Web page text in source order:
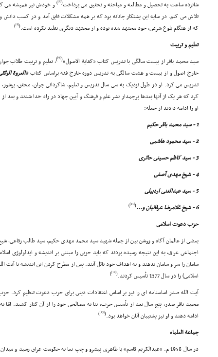
شانزده ساعت به تحصیل و مطالعه و مباحثه و تحقیق مى پرداخت(
)و خودش نیر همیشه مى
تلاش مى کنم. در سایه این پشتکار جانانه بود که بر همه مشکلات فایق آمد و در کسب
که از هنگام بلوغ شرعى، خود مجتهد شده بوده و از مجتهد دیگرى تقلید نکرده است.(
[8]
)
تعلیم و تربیت
سید محمد باقر از بیست سالگى با تدریس کتاب «کفایة الاصول»(
[9]
)، تعلیم و تربیت طلاب
خارج اصول و از بیست و هشت سالگى به تدریس دوره خارج فقه براساس کتاب«العروة
تدریس مى کرد. او در طول نزدیک به سى سال تدریس و تعلیم، شاگردانى جوان، محقق، پرشور،
کرد که هر یک از آنها بعدها پرچمدار نشر علم و فرهنگ و آیین جهاد در راه خدا شدند و بعد
او را ادامه دادند از جمله:
1 - سید محمد باقر حکیم
2 - سید محمود هاشمى
3 - سید کاظم حسینى حائرى
4 - شیخ مهدى آصفى
5 - سید عبدالغنى اردبیلى
6 - شیخ غلامرضا عرفانیان و...
(
[11]
)
حزب دعوت اسلامى
بعضى از عالمان آگاه و روشن بین از جمله شهید سید محمد مهدى حکیم، سید طالب رفاعى،
اجتماعى عراق، به این نتیجه رسیده بودند که باید حزبى را مبتنى بر اندیشه و ایدئولوژى
سامان را سر و سامان بدهند و به اهداف خود نائل آیند. پس از مطرح کردن این اندیشه با آیت
اسلامى) را در سال 1377 تأسیس کردند.
(
[12]
)
آیت الله صدر اساسنامه اى را نیز بر اساس اعتقادات دینى براى حزب دعوت تنظیم کرد.
محمد باقر صدر، پنج سال بعد از تأسیس حزب، بنا به مصالحى خود را از آن کنار کشید.
ادامه دهند و او نیز پشتیبان آنان خواهد بود.(
[13]
)
جماعة العلماء
در سال 1958 م. «عبدالکریم قاسم» با ظاهرى پیشرو و چپ نما به حکومت عراق رسید و